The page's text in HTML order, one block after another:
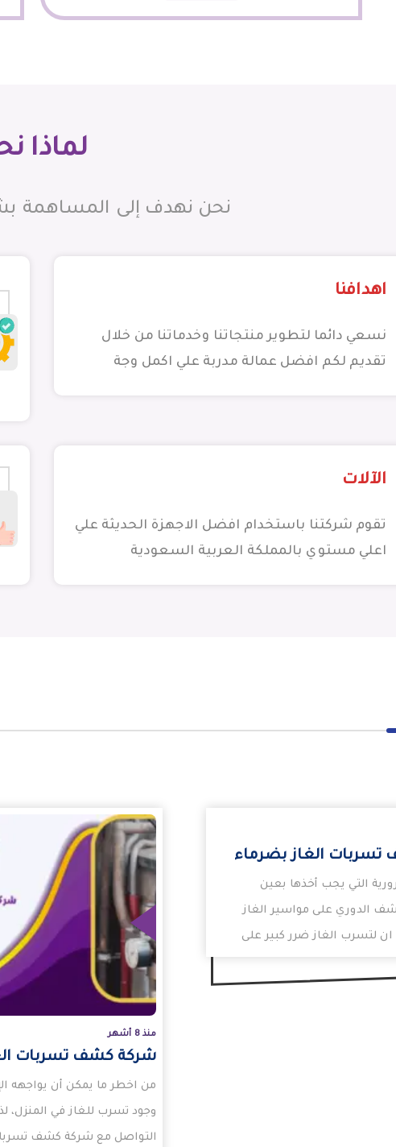
لماذا
نحن نهدف إلى المساهمة
اهدافنا
نسعي دائما لتطوير منتجاتنا وخدماتنا من خلال
تقديم لكم افضل عمالة مدربة علي اكمل وجة
الآلات
تقوم شركتنا باستخدام افضل الاجهزة الحديثة علي
اعلي مستوي بالمملكة العربية السعودية
الغاز بضرماء
التي يجب أخذها بعين
الدوري على مواسير الغاز
ان لتسرب الغاز ضرر كبير على
منذ 8 أشهر
شركة كشف تسربات
من اخطر ما يمكن أن يواجهه
وجود تسرب للغاز في المنزل،
التواصل مع شركة كشف